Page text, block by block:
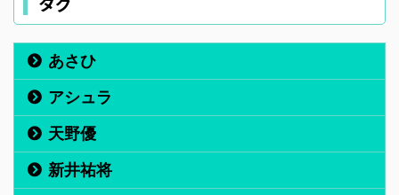
あさひ
アシュラ
天野優
新井祐将